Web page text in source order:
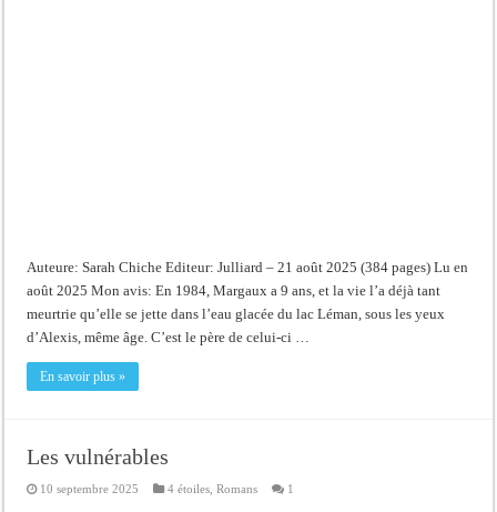
Auteure: Sarah Chiche Editeur: Julliard – 21 août 2025 (384 pages) Lu en
août 2025 Mon avis: En 1984, Margaux a 9 ans, et la vie l’a déjà tant
meurtrie qu’elle se jette dans l’eau glacée du lac Léman, sous les yeux
d’Alexis, même âge. C’est le père de celui-ci …
En savoir plus »
Les vulnérables
10 septembre 2025 4 étoiles ,Romans 1